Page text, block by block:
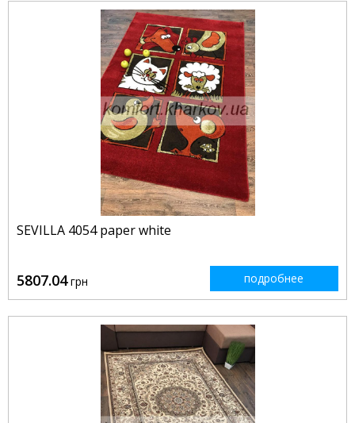
SEVILLA 4054 paper white
5807.04грн подробнее